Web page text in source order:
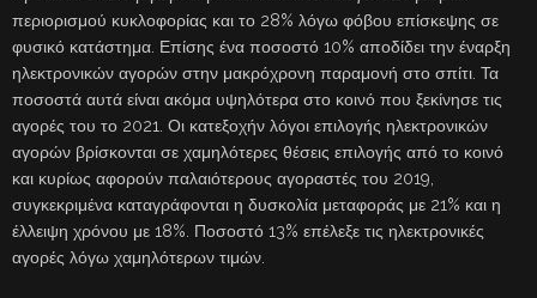
περιορισμού κυκλοφορίας και το 28% λόγω φόβου επίσκεψης σε
φυσικό κατάστημα. Επίσης ένα ποσοστό 10% αποδίδει την έναρξη
ηλεκτρονικών αγορών στην μακρόχρονη παραμονή στο σπίτι. Τα
ποσοστά αυτά είναι ακόμα υψηλότερα στο κοινό που ξεκίνησε τις
αγορές του το 2021. Οι κατεξοχήν λόγοι επιλογής ηλεκτρονικών
αγορών βρίσκονται σε χαμηλότερες θέσεις επιλογής από το κοινό
και κυρίως αφορούν παλαιότερους αγοραστές του 2019,
συγκεκριμένα καταγράφονται η δυσκολία μεταφοράς με 21% και η
έλλειψη χρόνου με 18%. Ποσοστό 13% επέλεξε τις ηλεκτρονικές
αγορές λόγω χαμηλότερων τιμών.